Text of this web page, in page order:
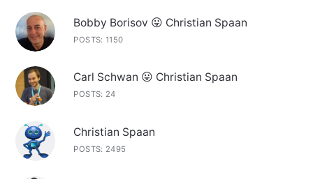
Bobby Borisov 😛 Christian Spaan
POSTS: 1150
Carl Schwan 😛 Christian Spaan
POSTS: 24
Christian Spaan
POSTS: 2495